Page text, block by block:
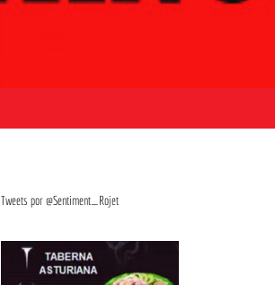
Tweets por @Sentiment_Rojet